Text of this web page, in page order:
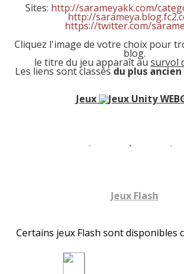
Sites: http://sarameyakk.com/
http://
https://twitter.com/
Cliquez l'image de votre choix pour
blog.
le titre du jeu apparaît au survol
Les liens sont classés du plus ancien
Jeux
Jeux Flash
Certains jeux Flash sont disponibles